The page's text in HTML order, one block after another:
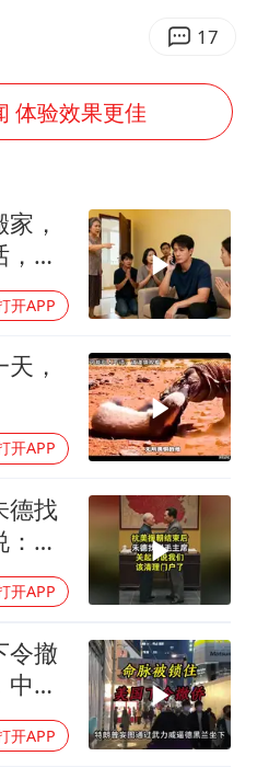
47岁妈妈突然产女 26岁女儿：很震惊
菜之乡”最高温达41.8℃
如何把百年大党建设得更加坚强有力？
17
体验效果更佳
，
全
开APP
，
开APP
德找
我
开APP
令撤
国
开APP